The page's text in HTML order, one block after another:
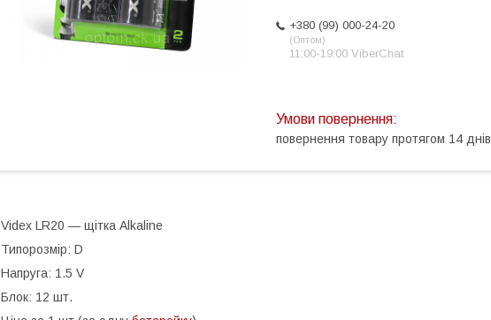
+380 (99) 000-24-20
Оптом
11:00-19:00 ViberChat
повернення товару протягом 14 днів
Videx LR20 — щітка Alkaline
Типорозмір: D
Напруга: 1.5 V
Блок: 12 шт.